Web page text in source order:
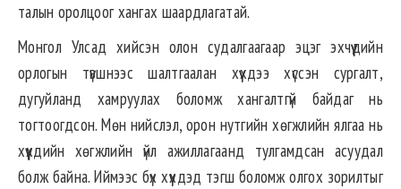
талын оролцоог хангах шаардлагатай.
Монгол Улсад хийсэн олон судалгаагаар эцэг эхчүүдийн
орлогын түвшнээс шалтгаалан хүүхдээ хүссэн сургалт,
дугуйланд хамруулах боломж хангалтгүй байдаг нь
тогтоогдсон. Мөн нийслэл, орон нутгийн хөгжлийн ялгаа нь
хүүхдийн хөгжлийн үйл ажиллагаанд тулгамдсан асуудал
болж байна. Иймээс бүх хүүхдэд тэгш боломж олгох зорилтыг